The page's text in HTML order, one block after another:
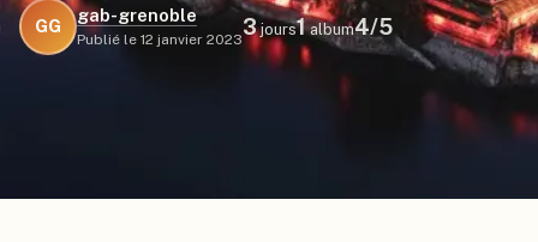
GG
gab-grenoble
Publié le 12 janvier 2023
3jours1album4/5